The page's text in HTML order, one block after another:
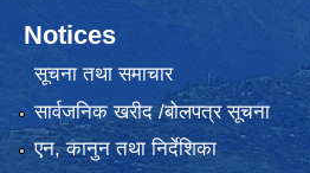
Notices
सूचना तथा समाचार
सार्वजनिक खरीद /बोलपत्र सूचना
एन, कानुन तथा निर्देशिका